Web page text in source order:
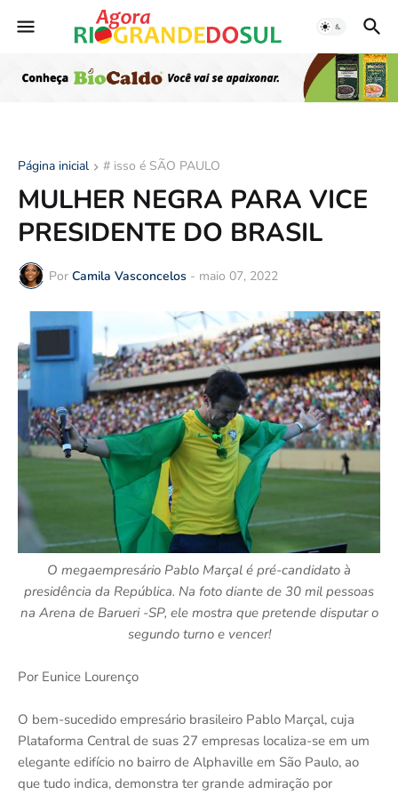
Página inicial # isso é SÃO PAULO
MULHER NEGRA PARA VICE
PRESIDENTE DO BRASIL
Por Camila Vasconcelos - maio 07, 2022
O megaempresário Pablo Marçal é pré-candidato à
presidência da República. Na foto diante de 30 mil pessoas
na Arena de Barueri -SP, ele mostra que pretende disputar o
segundo turno e vencer!
Por Eunice Lourenço
O bem-sucedido empresário brasileiro Pablo Marçal, cuja
Plataforma Central de suas 27 empresas localiza-se em um
elegante edifício no bairro de Alphaville em São Paulo, ao
que tudo indica, demonstra ter grande admiração por